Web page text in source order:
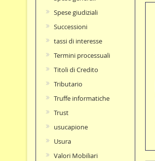
Spese giudiziali
Successioni
tassi di interesse
Termini processuali
Titoli di Credito
Tributario
Truffe informatiche
Trust
usucapione
Usura
Valori Mobiliari